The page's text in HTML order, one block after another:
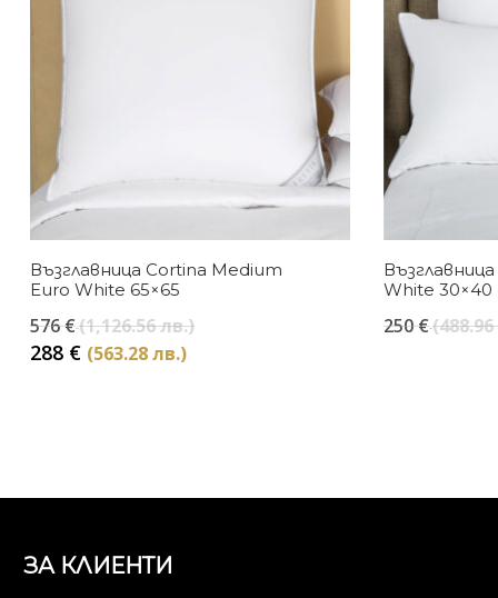
Възглавница Cortina Medium
Euro White 65×65
576€(1,126.56 лв.)Original
288 € (563.28 лв.)Текущата
White 30×40
250€
ЗА КЛИЕНТИ